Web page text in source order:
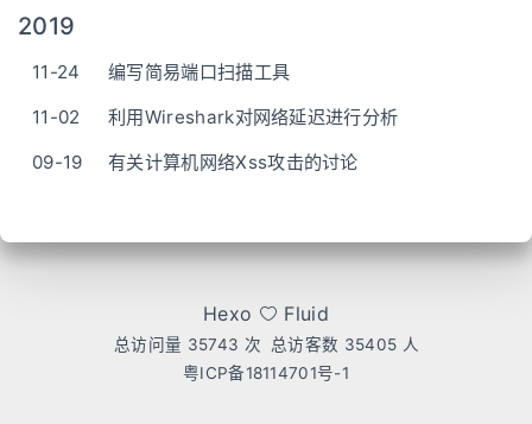
2019
11-24
编写简易端口扫描工具
11-02
利用Wireshark对网络延迟进行分析
09-19
有关计算机网络Xss攻击的讨论
Hexo Fluid
总访问量 35743 次 总访客数 35405 人
粤ICP备18114701号-1